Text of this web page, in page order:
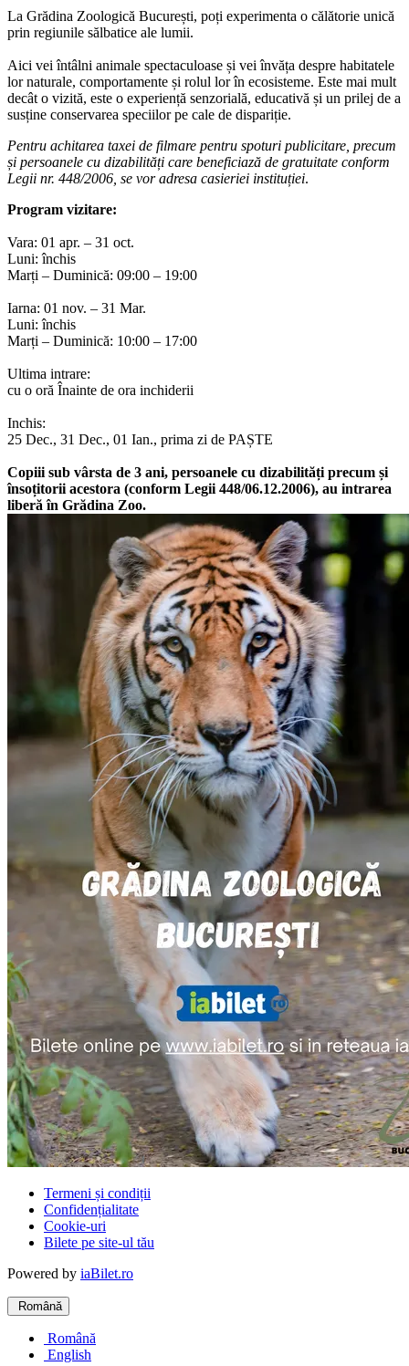
La Grădina Zoologică București, poți experimenta o călătorie unică
prin regiunile sălbatice ale lumii.
Aici vei întâlni animale spectaculoase și vei învăța despre habitatele
lor naturale, comportamente și rolul lor în ecosisteme. Este mai mult
decât o vizită, este o experiență senzorială, educativă și un prilej de a
susține conservarea speciilor pe cale de dispariție.
Pentru achitarea taxei de filmare pentru spoturi publicitare, precum
și persoanele cu dizabilități care beneficiază de gratuitate conform
Legii nr. 448/2006, se vor adresa casieriei instituției.
Program vizitare:
Vara: 01 apr. – 31 oct.
Luni: închis
Marți – Duminică: 09:00 – 19:00
Iarna: 01 nov. – 31 Mar.
Luni: închis
Marți – Duminică: 10:00 – 17:00
Ultima intrare:
cu o oră Înainte de ora inchiderii
Inchis:
25 Dec., 31 Dec., 01 Ian., prima zi de PAȘTE
Copiii sub vârsta de 3 ani, persoanele cu dizabilități precum și
însoțitorii acestora (conform Legii 448/06.12.2006), au intrarea
liberă în Grădina Zoo.
Termeni și condiții
Confidențialitate
Cookie-uri
Bilete pe site-ul tău
Powered by iaBilet.ro
Română
Română
English